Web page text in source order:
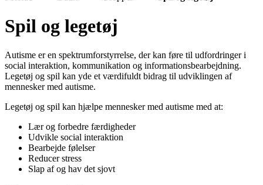
Spil og legetøj
Autisme er en spektrumforstyrrelse, der kan føre til udfordringer i
social interaktion, kommunikation og informationsbearbejdning.
Legetøj og spil kan yde et værdifuldt bidrag til udviklingen af ​​
mennesker med autisme.
Legetøj og spil kan hjælpe mennesker med autisme med at:
Lær og forbedre færdigheder
Udvikle social interaktion
Bearbejde følelser
Reducer stress
Slap af og hav det sjovt